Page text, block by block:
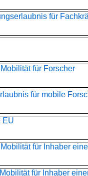
für
für Forscher
für mobile
EU
für Inhaber
für Inhaber